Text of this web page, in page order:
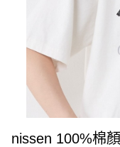
nissen 100%棉